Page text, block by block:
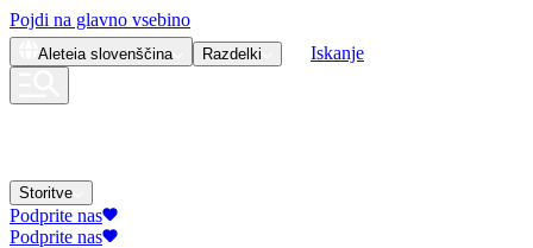
Pojdi na glavno vsebino
Aleteia slovenščina Razdelki Iskanje
Storitve
Podprite nas
Podprite nas